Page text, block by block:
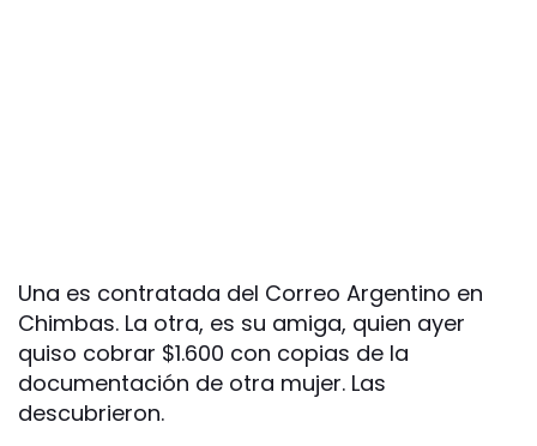
Una es contratada del Correo Argentino en
Chimbas. La otra, es su amiga, quien ayer
quiso cobrar $1.600 con copias de la
documentación de otra mujer. Las
descubrieron.